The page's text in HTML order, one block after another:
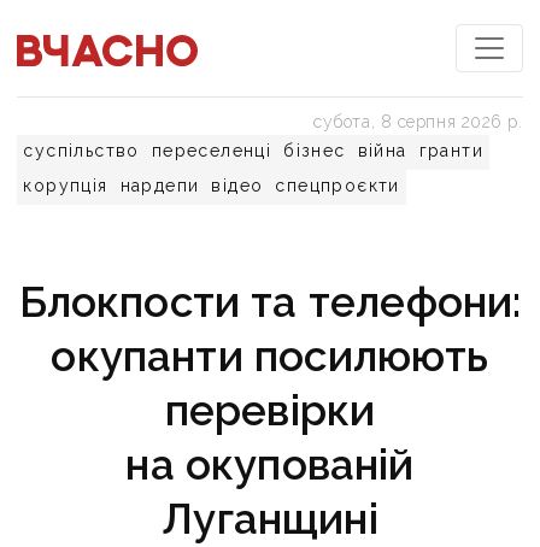
суспільство переселенці бізнес війна
гранти
корупція
нардепи відео спецпроєкти
субота, 8 серпня 2026 р.
Блокпости та телефони:
окупанти посилюють
перевірки
на окупованій
Луганщині